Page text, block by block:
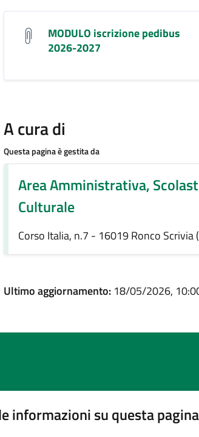
MODULO iscrizione pedibus
2026-2027
A cura di
Questa pagina è gestita da
Area Amministrativa,
Culturale
Corso Italia, n.7 - 16019 Ronco Scrivia
Ultimo aggiornamento: 18/05/2026,
informazioni su questa